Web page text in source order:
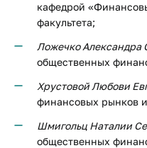
кафедрой
факультета;
Ложечко Александра
общественных
Хрустовой Любови
финансовых рынков
Шмигольц Наталии
общественных